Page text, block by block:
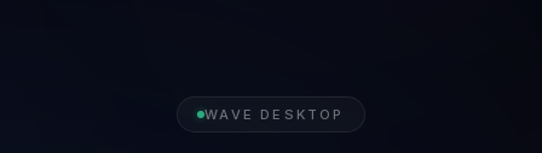
WAVE DESKTOP